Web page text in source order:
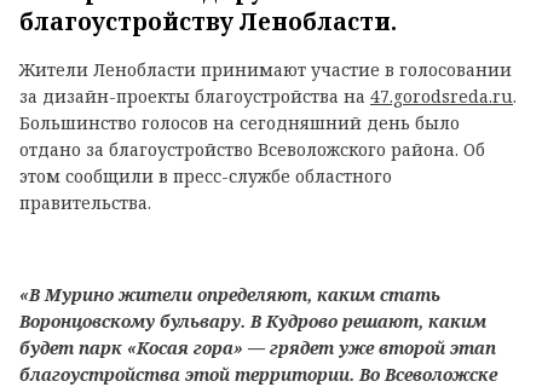
благоустройству Ленобласти.
Жители Ленобласти принимают участие в голосовании
за дизайн-проекты благоустройства на 47.gorodsreda.ru.
Большинство голосов на сегодняшний день было
отдано за благоустройство Всеволожского района. Об
этом сообщили в пресс-службе областного
правительства.
«В Мурино жители определяют, каким стать
Воронцовскому бульвару. В Кудрово решают, каким
будет парк «Косая гора» — грядет уже второй этап
благоустройства этой территории. Во Всеволожске